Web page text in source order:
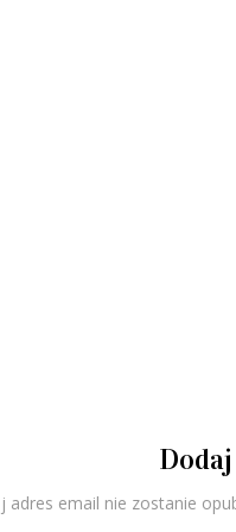
adres email nie zostanie